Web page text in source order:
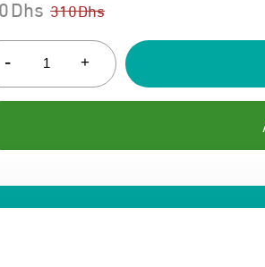
310Dhs
:
Dhs.
Dhs
Dhs.
- +